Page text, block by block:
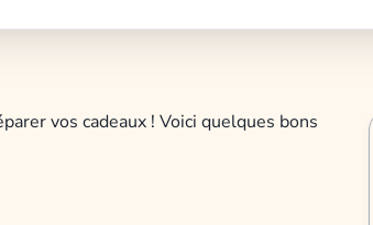
vos cadeaux ! Voici quelques bons